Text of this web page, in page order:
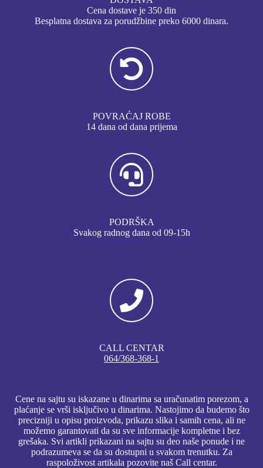
Cena dostave je 350 din
Besplatna dostava za porudžbine preko 6000 dinara.
POVRAĆAJ ROBE
14 dana od dana prijema
PODRŠKA
Svakog radnog dana od 09-15h
CALL CENTAR
064/368-368-1
Cene na sajtu su iskazane u dinarima sa uračunatim porezom, a
plaćanje se vrši isključivo u dinarima. Nastojimo da budemo što
precizniji u opisu proizvoda, prikazu slika i samih cena, ali ne
možemo garantovati da su sve informacije kompletne i bez
grešaka. Svi artikli prikazani na sajtu su deo naše ponude i ne
podrazumeva se da su dostupni u svakom trenutku. Za
raspoloživost artikala pozovite naš Call centar.